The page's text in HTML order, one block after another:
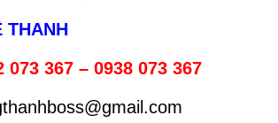
THANH
073 367 – 0938 073 367